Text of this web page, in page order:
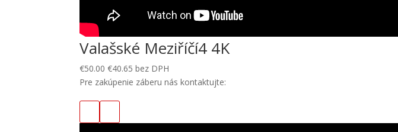
Valašské Meziříčí4 4K
€50.00 €40.65 bez DPH
Pre zakúpenie záberu nás kontaktujte: